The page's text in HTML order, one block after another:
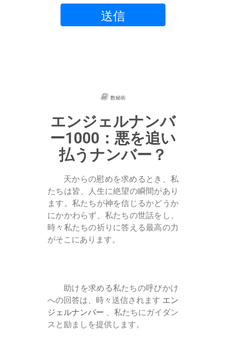
送信
数秘術
エンジェルナンバ
ー1000：悪を追い
払うナンバー？
天からの慰めを求めるとき、私
たちは皆、人生に絶望の瞬間があり
ます。私たちが神を信じるかどうか
にかかわらず、私たちの世話をし、
時々私たちの祈りに答える最高の力
がそこにあります。
助けを求める私たちの呼びかけ
への回答は、時々送信されます エン
ジェルナンバー 、私たちにガイダン
スと励ましを提供します。